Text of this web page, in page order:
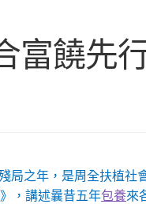
富饒先
局之年，是周全扶植
，講述曩昔五年包養來